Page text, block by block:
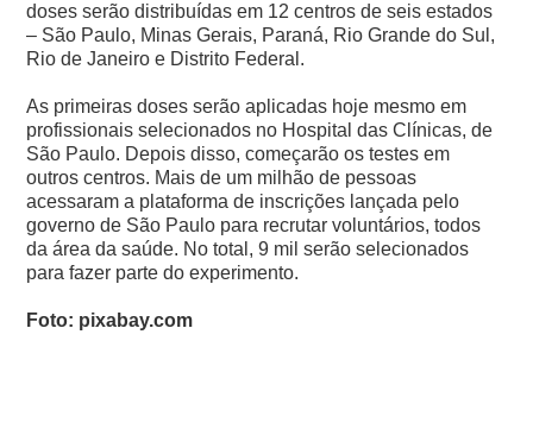
doses serão distribuídas em 12 centros de seis estados
– São Paulo, Minas Gerais, Paraná, Rio Grande do Sul,
Rio de Janeiro e Distrito Federal.
As primeiras doses serão aplicadas hoje mesmo em
profissionais selecionados no Hospital das Clínicas, de
São Paulo. Depois disso, começarão os testes em
outros centros. Mais de um milhão de pessoas
acessaram a plataforma de inscrições lançada pelo
governo de São Paulo para recrutar voluntários, todos
da área da saúde. No total, 9 mil serão selecionados
para fazer parte do experimento.
Foto: pixabay.com